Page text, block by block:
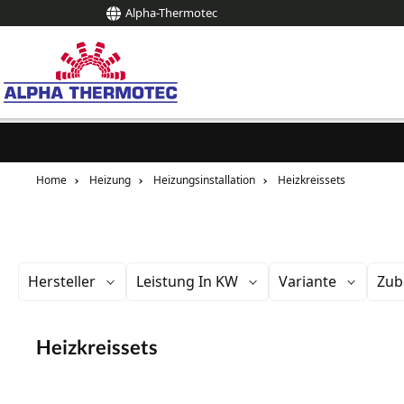
Zur Hauptnavigation springen
Alpha-Thermotec
Home Heizung Heizungsinstallation Heizkreissets
Hersteller Leistung In KW Variante
Heizkreissets